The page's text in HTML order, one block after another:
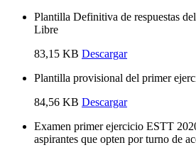
Plantilla Definitiva de respuestas
Libre
83,15 KB Descargar
Plantilla provisional del primer
84,56 KB Descargar
Examen primer ejercicio ESTT
aspirantes que opten por turno de